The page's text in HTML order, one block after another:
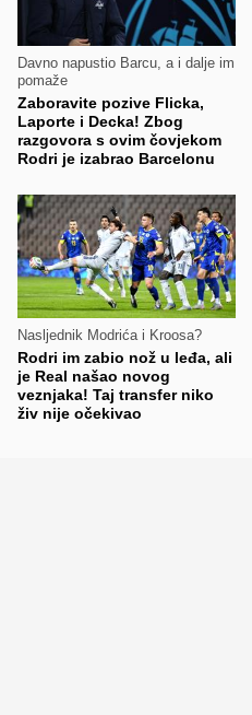
Davno napustio Barcu, a i dalje im
pomaže
Zaboravite pozive Flicka,
Laporte i Decka! Zbog
razgovora s ovim čovjekom
Rodri je izabrao Barcelonu
Nasljednik Modrića i Kroosa?
Rodri im zabio nož u leđa, ali
je Real našao novog
veznjaka! Taj transfer niko
živ nije očekivao